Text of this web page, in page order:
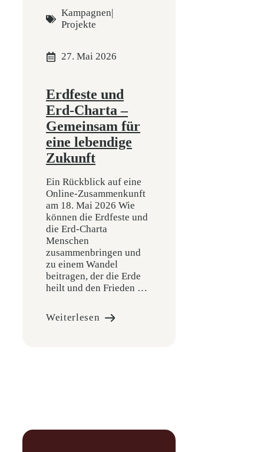
Kampagnen|
Projekte
27. Mai 2026
Erdfeste und
Erd-Charta –
Gemeinsam für
eine lebendige
Zukunft
Ein Rückblick auf eine
Online-Zusammenkunft
am 18. Mai 2026 Wie
können die Erdfeste und
die Erd-Charta
Menschen
zusammenbringen und
zu einem Wandel
beitragen, der die Erde
heilt und den Frieden …
Weiterlesen